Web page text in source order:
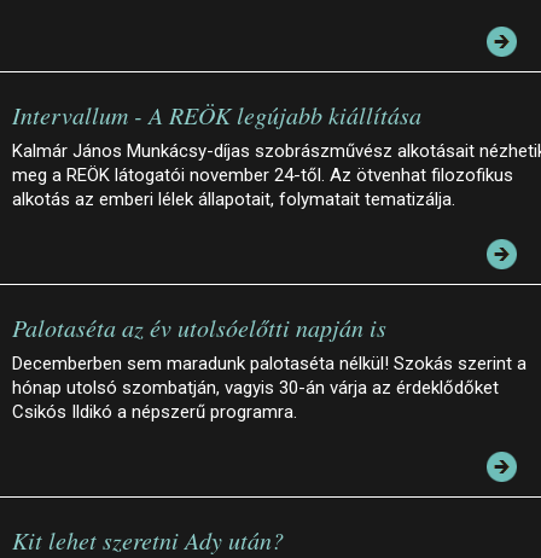
Intervallum - A REÖK legújabb kiállítása
Kalmár János Munkácsy-díjas szobrászművész alkotásait
meg a REÖK látogatói november 24-től. Az ötvenhat filozofikus
alkotás az emberi lélek állapotait, folymatait tematizálja.
Palotaséta az év utolsóelőtti napján is
Decemberben sem maradunk palotaséta nélkül! Szokás szerint a
hónap utolsó szombatján, vagyis 30-án várja az érdeklődőket
Csikós Ildikó a népszerű programra.
Kit lehet szeretni Ady után?